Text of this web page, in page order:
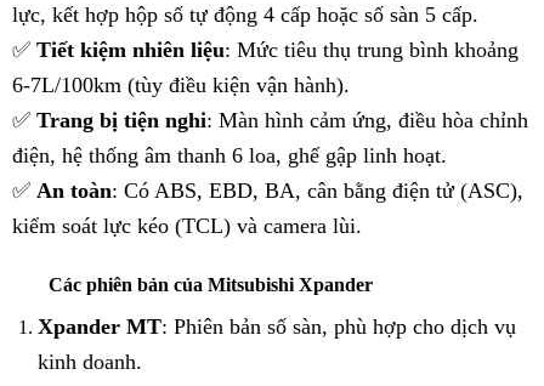
lực, kết hợp hộp số tự động 4 cấp hoặc số sàn 5 cấp.
✅ Tiết kiệm nhiên liệu: Mức tiêu thụ trung bình khoảng
6-7L/100km (tùy điều kiện vận hành).
✅ Trang bị tiện nghi: Màn hình cảm ứng, điều hòa chỉnh
điện, hệ thống âm thanh 6 loa, ghế gập linh hoạt.
✅ An toàn: Có ABS, EBD, BA, cân bằng điện tử (ASC),
kiểm soát lực kéo (TCL) và camera lùi.
Các phiên bản của Mitsubishi Xpander
Xpander MT: Phiên bản số sàn, phù hợp cho dịch vụ
kinh doanh.